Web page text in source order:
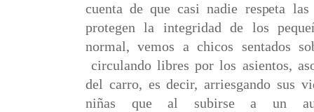
cuenta de que casi nadie respeta
protegen la integridad de los
normal, vemos a chicos sentados
circulando libres por los asientos,
del carro, es decir, arriesgando sus
niñas que al subirse a un